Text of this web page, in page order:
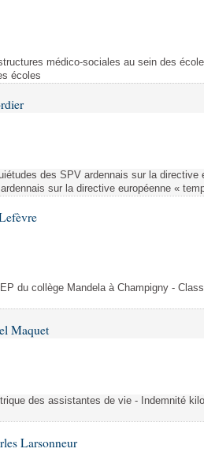
médico-sociales au sein des
écoles
des SPV ardennais sur la directive
sur la directive européenne «
du collège Mandela à Champigny -
Maquet
des assistantes de vie - Indemnité
Larsonneur